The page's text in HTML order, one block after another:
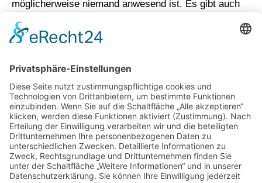
möglicherweise niemand anwesend ist. Es gibt auch
die Bewegungen erkennen und die Heizung
automatisch einschalten, wenn sich Personen in
oben genannten, um den jeweiligen Umständen
gerecht zu werden. Die Verwendung unserer
Sanftanlaufschalter schützt den Stromkreis vor
plötzlichen Spannungsspitzen und verlängert die
Lebensdauer der Lampe um bis zu 33%.
Zunehmend ist es nicht länger freiwillig, einen
angenehmen und komfortablen Bereich für Kunden zu
schaffen, in dem sie, wann immer möglich, draußen